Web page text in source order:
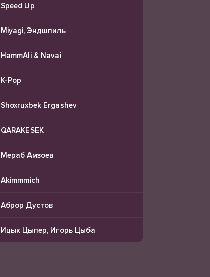
Speed Up
Miyagi, Эндшпиль
HammAli & Navai
K-Pop
Shoxruxbek Ergashev
QARAKESEK
Мераб Амзоев
Akimmmich
Аброр Дустов
Ицык Цыпер, Игорь Цыба